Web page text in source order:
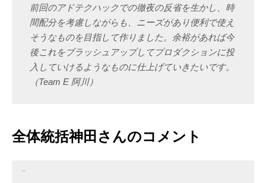
前回のアドテクハックでの徹夜の反省を生かし、時
間配分を考慮しながらも、ニーズがあり便利で使え
そうなものを目指して作りました。
余裕があれば今
後これをブラッシュアップしてプロダクションに投
入していけるようなものに仕上げていきたいです。
（Team E 阿川）
全体統括神田さんのコメント